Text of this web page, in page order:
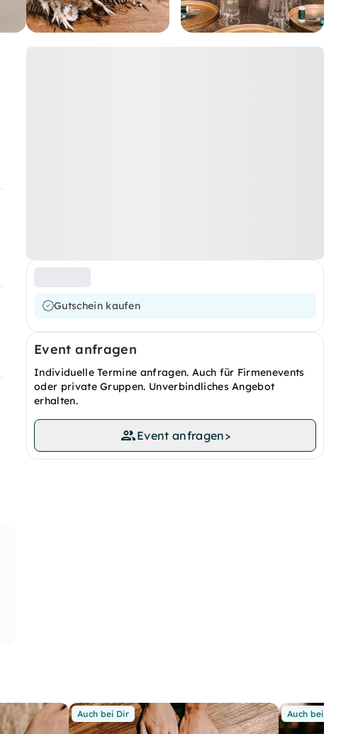
Gutschein kaufen
Event anfragen
Individuelle Termine anfragen. Auch für Firmenevents
oder private Gruppen. Unverbindliches Angebot
erhalten.
Event anfragen>
Auch bei Dir Auch bei Dir